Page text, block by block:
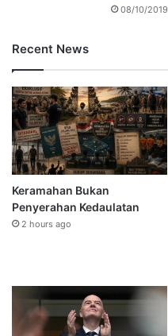
08/10/2019
Recent News
Keramahan Bukan
Penyerahan Kedaulatan
2 hours ago